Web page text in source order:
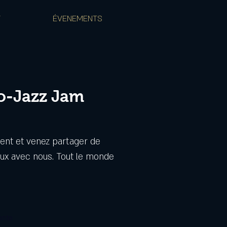
ÉVENEMENTS
Jazz Jam
et venez partager de
avec nous. Tout le monde